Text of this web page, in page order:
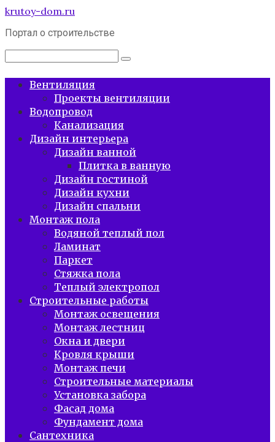
Перейти
контенту
krutoy-dom.ru
Портал о строительстве
Поиск:
Вентиляция
Проекты вентиляции
Водопровод
Канализация
Дизайн интерьера
Дизайн ванной
Плитка в ванную
Дизайн гостиной
Дизайн кухни
Дизайн спальни
Монтаж пола
Водяной теплый пол
Ламинат
Паркет
Стяжка пола
Теплый электропол
Строительные работы
Монтаж освещения
Монтаж лестниц
Окна и двери
Кровля крыши
Монтаж печи
Строительные материалы
Установка забора
Фасад дома
Фундамент дома
Сантехника